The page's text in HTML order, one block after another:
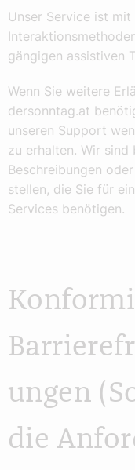
Unser Service ist
gängigen assistiven
Wenn Sie weitere
dersonntag.at
unseren Support
zu erhalten. Wir sind
Beschreibungen
stellen, die Sie für
Services benötigen.
ungen
die